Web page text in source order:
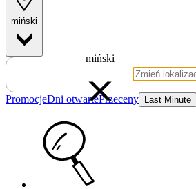
miński
miński
PromocjeDni otwartePrzeceny Last Minute